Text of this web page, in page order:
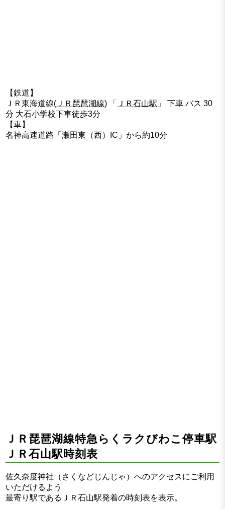
【鉄道】
ＪＲ東海道線( ＪＲ琵琶湖線) 「 ＪＲ石山駅 」 下車 バス 30
分 大石小学校下車徒歩3分
【車】
名神高速道路「瀬田東（西）IC」から約10分
ＪＲ琵琶湖線特急らくラクびわこ停車駅
ＪＲ石山駅時刻表
佐久奈度神社（さくなどじんじゃ）へのアクセスにご利用
いただけるよう
最寄り駅であるＪＲ石山駅発着の時刻表を表示。